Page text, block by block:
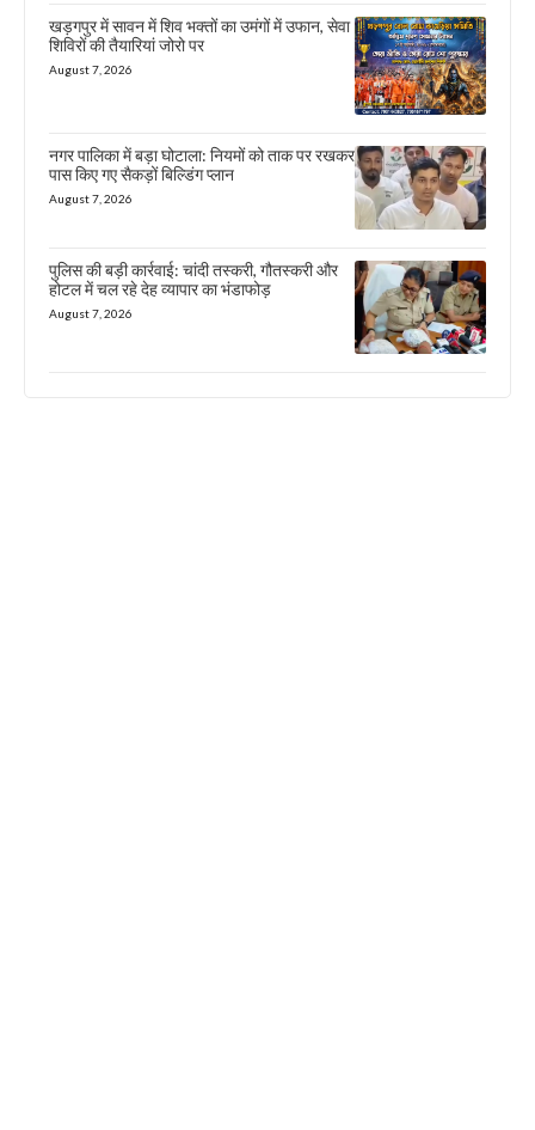
खड़गपुर में सावन में शिव भक्तों का उमंगों में उफान, सेवा
शिविरों की तैयारियां जोरो पर
August 7, 2026
नगर पालिका में बड़ा घोटाला: नियमों को ताक पर रखकर
पास किए गए सैकड़ों बिल्डिंग प्लान
August 7, 2026
पुलिस की बड़ी कार्रवाई: चांदी तस्करी, गौतस्करी और
होटल में चल रहे देह व्यापार का भंडाफोड़
August 7, 2026